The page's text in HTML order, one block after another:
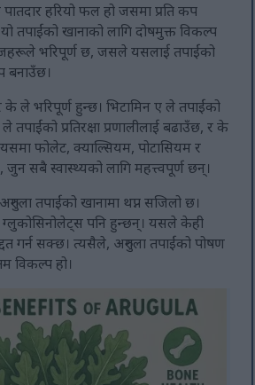
हरियो फल हो जसमा प्रति कप
तपाईंको खानाको लागि दोषमुक्त विकल्प
भरिपूर्ण छ, जसले यसलाई तपाईंको
बनाउँछ।
के ले भरिपूर्ण हुन्छ। भिटामिन ए ले तपाईंको
तपाईंको प्रतिरक्षा प्रणालीलाई बढाउँछ, र के
फोलेट, क्याल्सियम, पोटासियम र
जुन सबै स्वास्थ्यको लागि महत्त्वपूर्ण छन्।
तपाईंको खानामा थप्न सजिलो छ।
ग्लुकोसिनोलेट्स पनि हुन्छन्। यसले केही
गर्न सक्छ। त्यसैले, अरुगुला तपाईंको पोषण
विकल्प हो।